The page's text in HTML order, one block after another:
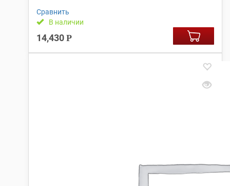
Сравнить
В наличии
14,430 Р